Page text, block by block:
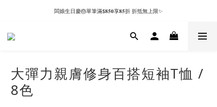
闆娘生日慶🎂單筆滿$𝟖𝟓𝟎享𝟖𝟓折 折抵無上限✨
大彈力親膚修身百搭短袖T恤 /
8色